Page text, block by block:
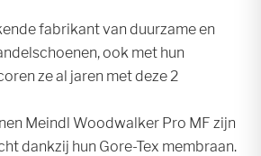
fabrikant van duurzame en
ook met hun
ze al jaren met deze 2
Meindl Woodwalker Pro MF zijn
dankzij hun Gore-Tex membraan.